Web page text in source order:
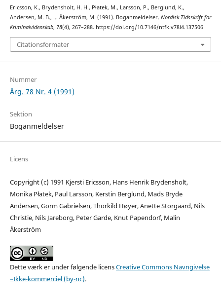
Ericsson, K., Brydensholt, H. H., Płatek, M., Larsson, P., Berglund, K.,
Andersen, M. B., … Åkerström, M. (1991). Boganmeldelser. Nordisk Tidsskrift for
Kriminalvidenskab, 78(4), 267–288. https://doi.org/10.7146/ntfk.v78i4.137506
Citationsformater
Nummer
Årg. 78 Nr. 4 (1991)
Sektion
Boganmeldelser
Licens
Copyright (c) 1991 Kjersti Ericsson, Hans Henrik Brydensholt,
Monika Płatek, Paul Larsson, Kerstin Berglund, Mads Bryde
Andersen, Gorm Gabrielsen, Thorkild Høyer, Anette Storgaard, Nils
Christie, Nils Jareborg, Peter Garde, Knut Papendorf, Malin
Åkerström
Dette værk er under følgende licensCreative Commons Navngivelse
–Ikke-kommerciel (by-nc).